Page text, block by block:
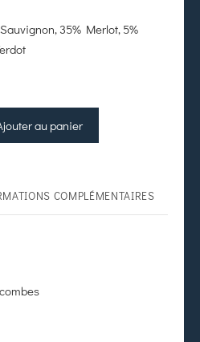
35% Merlot, 5%
au panier
COMPLÉMENTAIRES